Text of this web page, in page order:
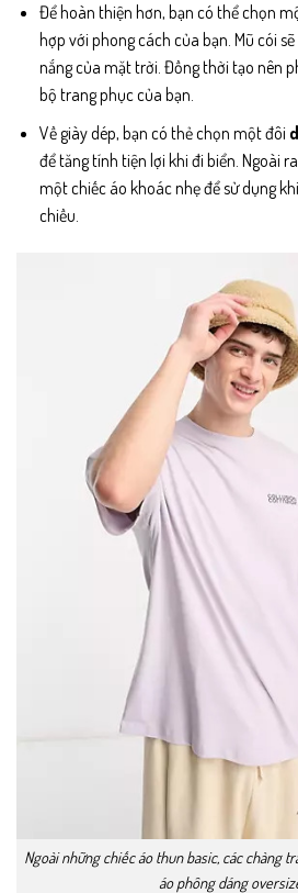
Để hoàn thiện hơn, bạn có thể chọn
hợp với phong cách của bạn. Mũ cói
nắng của mặt trời. Đồng thời tạo nên
bộ trang phục của bạn.
Về giày dép, bạn có thẻ chọn một đôi
để tăng tính tiện lợi khi đi biển. Ngoài
một chiếc áo khoác nhẹ để sử dụng
chiều.
Ngoài những chiếc áo thun basic, các chàng
áo phông dáng